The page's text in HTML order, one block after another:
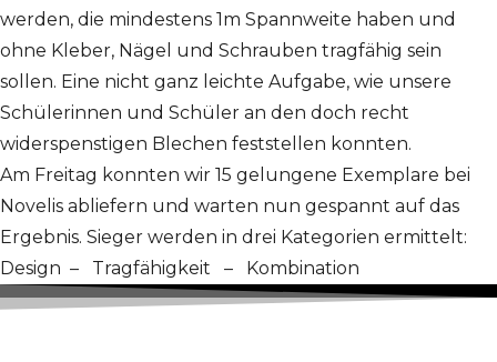
werden, die mindestens 1m Spannweite haben und
ohne Kleber, Nägel und Schrauben tragfähig sein
sollen. Eine nicht ganz leichte Aufgabe, wie unsere
Schülerinnen und Schüler an den doch recht
widerspenstigen Blechen feststellen konnten.
Am Freitag konnten wir 15 gelungene Exemplare bei
Novelis abliefern und warten nun gespannt auf das
Ergebnis. Sieger werden in drei Kategorien ermittelt:
Design – Tragfähigkeit – Kombination